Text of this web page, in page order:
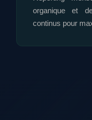
organique et
continus pour